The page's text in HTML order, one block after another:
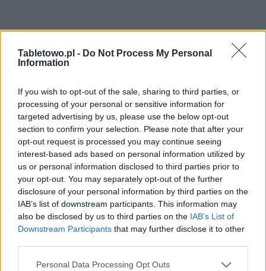
Tabletowo.pl - Do Not Process My Personal
Information
If you wish to opt-out of the sale, sharing to third parties, or
processing of your personal or sensitive information for
targeted advertising by us, please use the below opt-out
section to confirm your selection. Please note that after your
opt-out request is processed you may continue seeing
interest-based ads based on personal information utilized by
us or personal information disclosed to third parties prior to
your opt-out. You may separately opt-out of the further
disclosure of your personal information by third parties on the
IAB’s list of downstream participants. This information may
also be disclosed by us to third parties on the IAB’s List of
Downstream Participants that may further disclose it to other
Please note that this website/app uses one or more Google
Personal Data Processing Opt Outs